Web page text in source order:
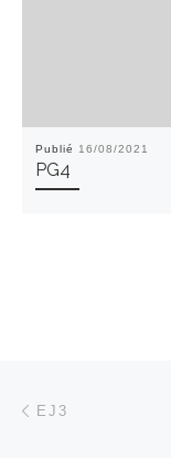
Publié 16/08/2021
PG4
Parcourir
EJ3